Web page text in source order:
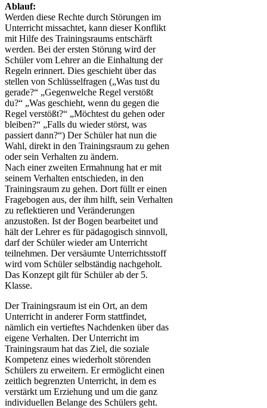
Ablauf:
Werden diese Rechte durch Störungen im
Unterricht missachtet, kann dieser Konflikt
mit Hilfe des Trainingsraums entschärft
werden. Bei der ersten Störung wird der
Schüler vom Lehrer an die Einhaltung der
Regeln erinnert. Dies geschieht über das
stellen von Schlüsselfragen („Was tust du
gerade?“ „Gegenwelche Regel verstößt
du?“ „Was geschieht, wenn du gegen die
Regel verstößt?“ „Möchtest du gehen oder
bleiben?“ „Falls du wieder störst, was
passiert dann?“) Der Schüler hat nun die
Wahl, direkt in den Trainingsraum zu gehen
oder sein Verhalten zu ändern.
Nach einer zweiten Ermahnung hat er mit
seinem Verhalten entschieden, in den
Trainingsraum zu gehen. Dort füllt er einen
Fragebogen aus, der ihm hilft, sein Verhalten
zu reflektieren und Veränderungen
anzustoßen. Ist der Bogen bearbeitet und
hält der Lehrer es für pädagogisch sinnvoll,
darf der Schüler wieder am Unterricht
teilnehmen. Der versäumte Unterrichtsstoff
wird vom Schüler selbständig nachgeholt.
Das Konzept gilt für Schüler ab der 5.
Klasse.
Der Trainingsraum ist ein Ort, an dem
Unterricht in anderer Form stattfindet,
nämlich ein vertieftes Nachdenken über das
eigene Verhalten. Der Unterricht im
Trainingsraum hat das Ziel, die soziale
Kompetenz eines wiederholt störenden
Schülers zu erweitern. Er ermöglicht einen
zeitlich begrenzten Unterricht, in dem es
verstärkt um Erziehung und um die ganz
individuellen Belange des Schülers geht.